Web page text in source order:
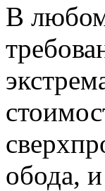
В
обода,